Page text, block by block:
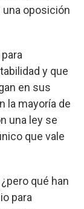
oposición
y que
en sus
la mayoría de
una ley se
que vale
qué han
para